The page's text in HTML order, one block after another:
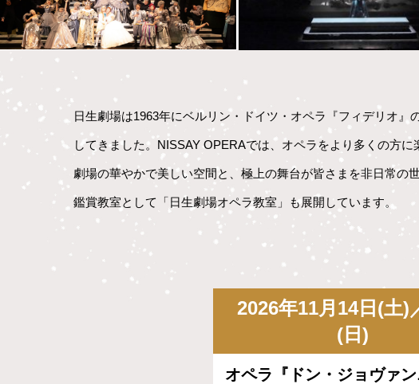
日生劇場は1963年にベルリン・ドイツ・オペラ『フィデリオ
してきました。NISSAY OPERAでは、オペラをより多くの方
劇場の華やかで美しい空間と、極上の舞台が皆さまを非日常
鑑賞教室として「日生劇場オペラ教室」も展開しています。
2026年11月14日(土)
(日)
オペラ『ドン・ジョヴァン